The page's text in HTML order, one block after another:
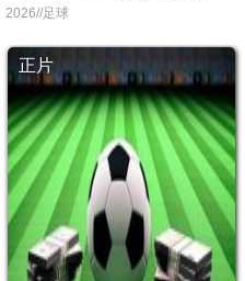
2026//足球
正片